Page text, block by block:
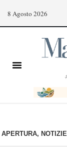
8 Agosto 2026
APERTURA, NOTIZIE